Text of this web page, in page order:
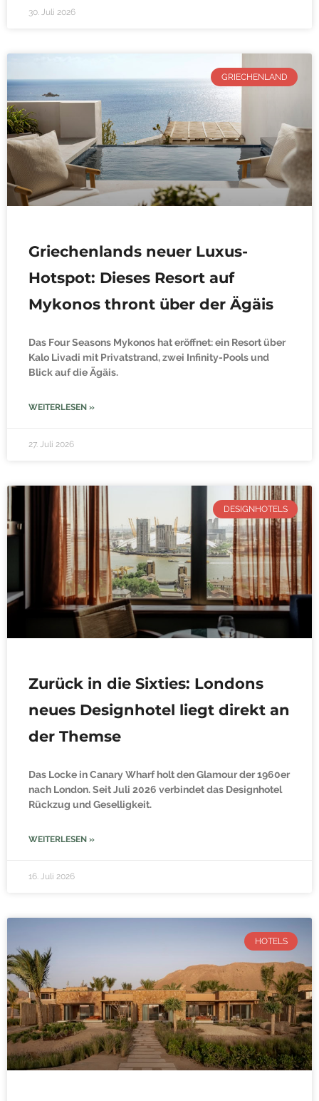
30. Juli 2026
GRIECHENLAND
Griechenlands neuer Luxus-
Hotspot: Dieses Resort auf
Mykonos thront über der Ägäis
Das Four Seasons Mykonos hat eröffnet: ein Resort über
Kalo Livadi mit Privatstrand, zwei Infinity-Pools und
Blick auf die Ägäis.
WEITERLESEN »
27. Juli 2026
DESIGNHOTELS
Zurück in die Sixties: Londons
neues Designhotel liegt direkt an
der Themse
Das Locke in Canary Wharf holt den Glamour der 1960er
nach London. Seit Juli 2026 verbindet das Designhotel
Rückzug und Geselligkeit.
WEITERLESEN »
16. Juli 2026
HOTELS